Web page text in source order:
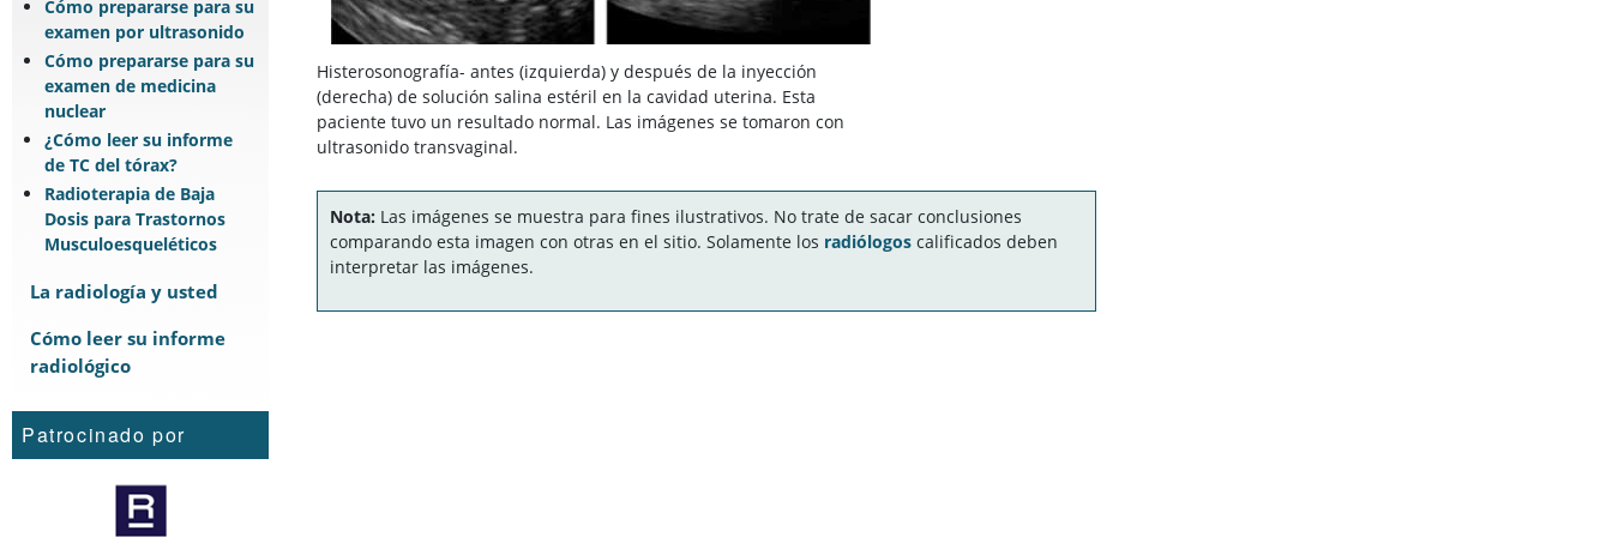
Cómo prepararse para su
examen por ultrasonido
Cómo prepararse para su
examen de medicina
nuclear
¿Cómo leer su informe
de TC del tórax?
Radioterapia de Baja
Dosis para Trastornos
Musculoesqueléticos
La radiología y usted
Cómo leer su informe
radiológico
Patrocinado por
Histerosonografía- antes (izquierda) y después de la inyección
(derecha) de solución salina estéril en la cavidad uterina. Esta
paciente tuvo un resultado normal. Las imágenes se tomaron con
ultrasonido transvaginal.
Nota: Las imágenes se muestra para fines ilustrativos. No trate de sacar conclusiones
comparando esta imagen con otras en el sitio. Solamente los radiólogos calificados deben
interpretar las imágenes.